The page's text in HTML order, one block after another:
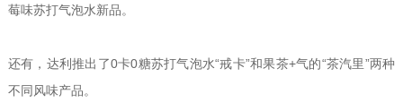
莓味苏打气泡水新品。
还有，达利推出了0卡0糖苏打气泡水“戒卡”和果茶+气的“茶汽里”两种
不同风味产品。